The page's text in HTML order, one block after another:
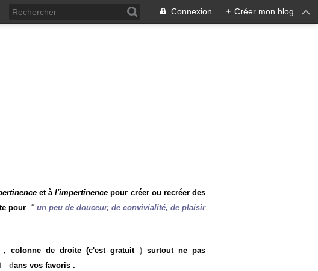
Connexion + Créer mon blog
et àl'impertinence pour créer ou recréer des
pour "un peu de douceur, de convivialité, de plaisir
colonne de droite (c'est gratuit) surtout ne pas
dans vos favoris .